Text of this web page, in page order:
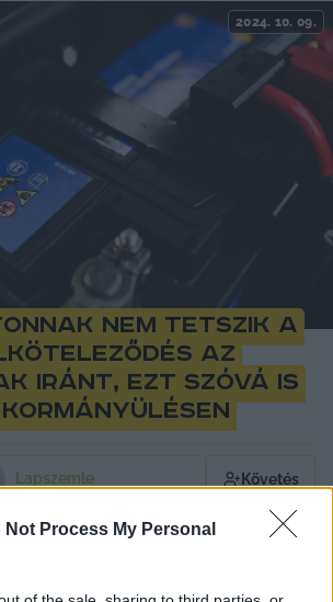
Not Process My Personal
2024. 10. 09.
nem tetszik a
az
iránt, ezt szóvá is
Lapszemle Követés